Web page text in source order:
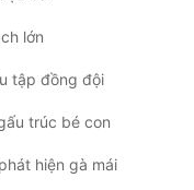
lớn
tập đồng đội
trúc bé con
hiện gà mái